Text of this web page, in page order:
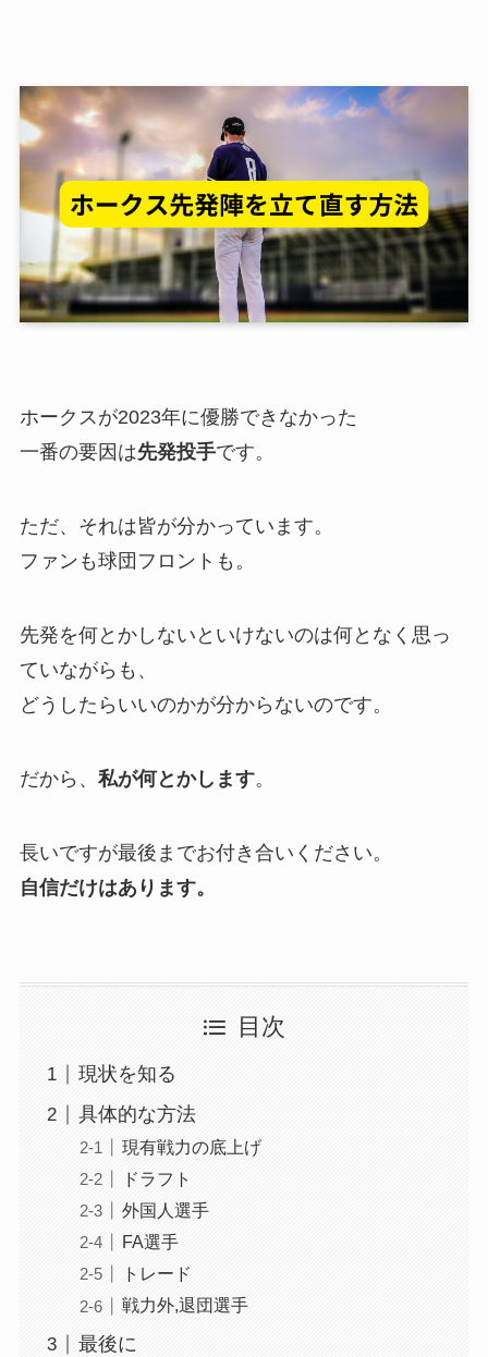
ホークスが2023年に優勝できなかった
一番の要因は先発投手です。
ただ、それは皆が分かっています。
ファンも球団フロントも。
先発を何とかしないといけないのは何となく思っ
ていながらも、
どうしたらいいのかが分からないのです。
だから、 私が何とかします。
長いですが最後までお付き合いください。
自信だけはあります。
目次
現状を知る
具体的な方法
現有戦力の底上げ
ドラフト
外国人選手
FA選手
トレード
戦力外,退団選手
最後に